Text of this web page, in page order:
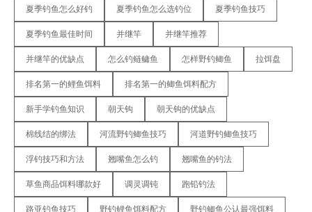
夏季钓鱼怎么好钓 夏季钓鱼怎么选钓位 夏季钓鱼技巧
夏季钓鱼最佳时间 并继竿 并继竿推荐
并继竿的优缺点 怎么钓鲢鳙鱼 怎样野钓鲫鱼 拉饵盘
排名第一的鲤鱼饵料 排名第一的鲫鱼饵料配方
新手学钓鱼知识 朝天钩 朝天钩的优缺点
棉线结的绑法 河流野钓鲫鱼技巧 河道野钓鲫鱼技巧
浮钓技巧和方法 翘嘴鱼怎么钓 翘嘴鱼的钓法
草鱼商品饵料哪款好 调灵调钝 跑铅钓法
路亚钓鱼技巧 野钓鲤鱼饵料配方 野钓鲫鱼公认最强饵料